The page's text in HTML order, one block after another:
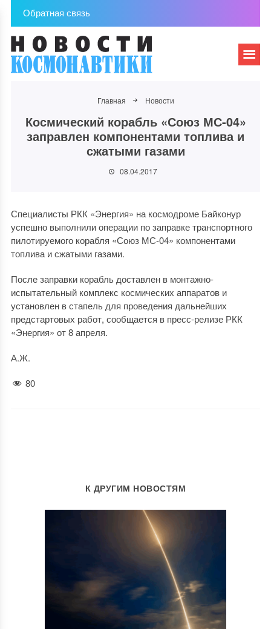
Обратная связь
Главная Новости
Космический корабль «Союз МС-04»
заправлен компонентами топлива и
сжатыми газами
08.04.2017
Специалисты РКК «Энергия» на космодроме Байконур
успешно выполнили операции по заправке транспортного
пилотируемого корабля «Союз МС-04» компонентами
топлива и сжатыми газами.
После заправки корабль доставлен в монтажно-
испытательный комплекс космических аппаратов и
установлен в стапель для проведения дальнейших
предстартовых работ, сообщается в пресс-релизе РКК
«Энергия» от 8 апреля.
А.Ж.
80
К ДРУГИМ НОВОСТЯМ